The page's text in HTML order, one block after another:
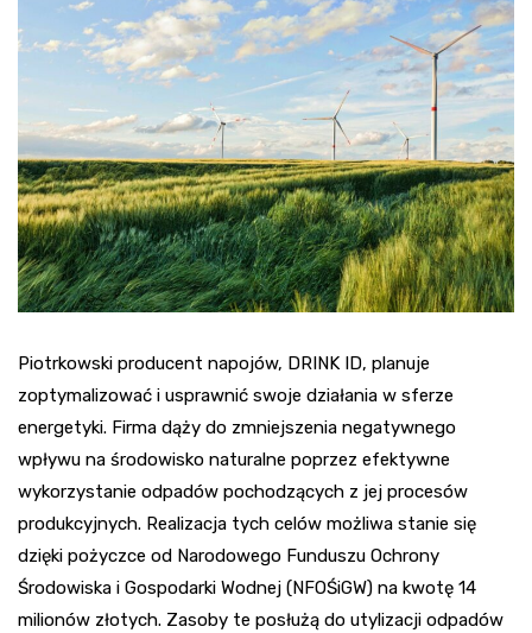
Piotrkowski producent napojów, DRINK ID, planuje
zoptymalizować i usprawnić swoje działania w sferze
energetyki. Firma dąży do zmniejszenia negatywnego
wpływu na środowisko naturalne poprzez efektywne
wykorzystanie odpadów pochodzących z jej procesów
produkcyjnych. Realizacja tych celów możliwa stanie się
dzięki pożyczce od Narodowego Funduszu Ochrony
Środowiska i Gospodarki Wodnej (NFOŚiGW) na kwotę 14
milionów złotych. Zasoby te posłużą do utylizacji odpadów